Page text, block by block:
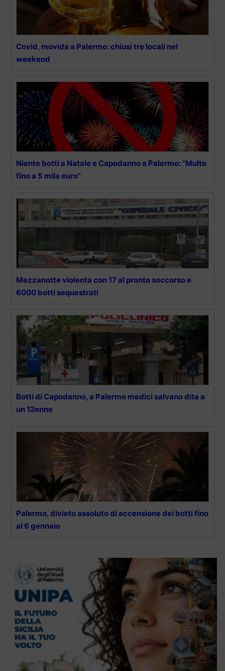
Covid, movida a Palermo: chiusi tre locali nel
weekend
Niente botti a Natale e Capodanno a Palermo: “Multe
fino a 5 mila euro”
Mezzanotte violenta con 17 al pronto soccorso e
6000 botti sequestrati
Botti di Capodanno, a Palermo medici salvano dita a
un 12enne
Palermo, divieto assoluto di accensione dei botti fino
al 6 gennaio